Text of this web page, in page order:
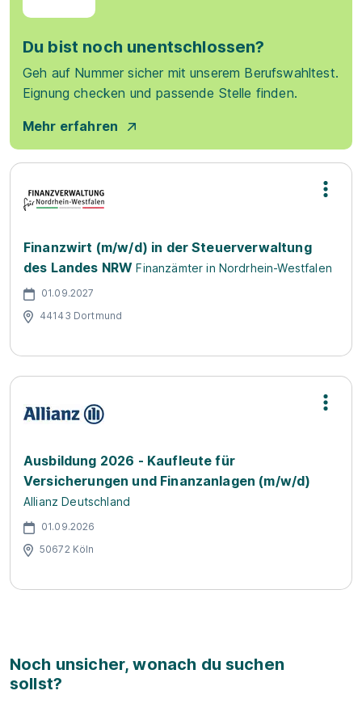
Du bist noch unentschlossen?
Geh auf Nummer sicher mit unserem Berufswahltest.
Eignung checken und passende Stelle finden.
Mehr erfahren
Finanzwirt (m/w/d) in der Steuerverwaltung
des Landes NRW Finanzämter in Nordrhein-Westfalen
01.09.2027
44143 Dortmund
Ausbildung 2026 - Kaufleute für
Versicherungen und Finanzanlagen (m/w/d)
Allianz Deutschland
01.09.2026
50672 Köln
Noch unsicher, wonach du suchen
sollst?